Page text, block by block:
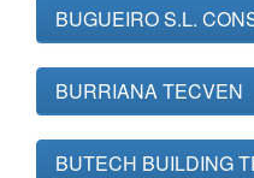
BUGUEIRO S.L.
BURRIANA TECVEN
BUTECH BUILDING